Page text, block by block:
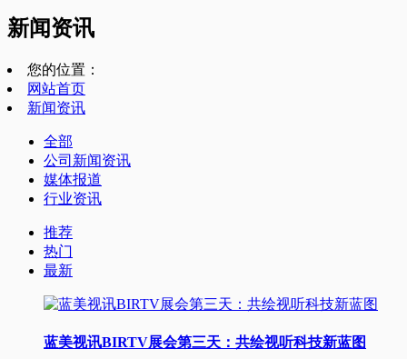
新闻资讯
您的位置：
网站首页
新闻资讯
全部
公司新闻资讯
媒体报道
行业资讯
推荐
热门
最新
蓝美视讯BIRTV展会第三天：共绘视听科技新蓝图